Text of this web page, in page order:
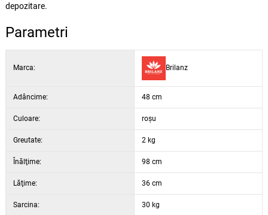
depozitare.
Parametri
Marca: Brilanz
Adâncime: 48 cm
Culoare: roșu
Greutate: 2 kg
Înălţime: 98 cm
Lăţime: 36 cm
Sarcina: 30 kg